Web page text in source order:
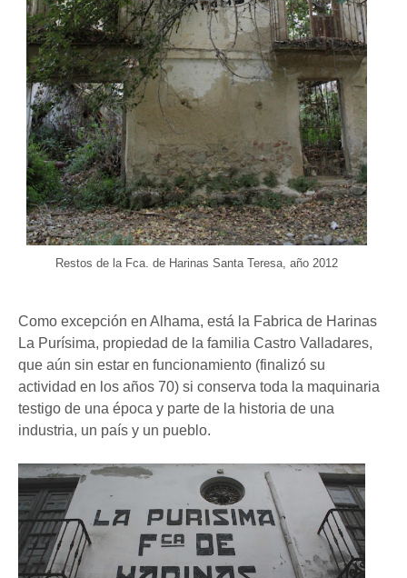
Restos de la Fca. de Harinas Santa Teresa, año 2012
Como excepción en Alhama, está la Fabrica de Harinas
La Purísima, propiedad de la familia Castro Valladares,
que aún sin estar en funcionamiento (finalizó su
actividad en los años 70) si conserva toda la maquinaria
testigo de una época y parte de la historia de una
industria, un país y un pueblo.